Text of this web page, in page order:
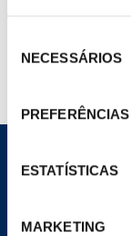
NECESSÁRIOS
PREFERÊNCIAS
ESTATÍSTICAS
MARKETING
CORPORATIVO